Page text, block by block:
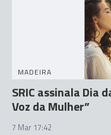
MADEIRA
SRIC assinala Dia
Voz da Mulher”
7 Mar 17:42